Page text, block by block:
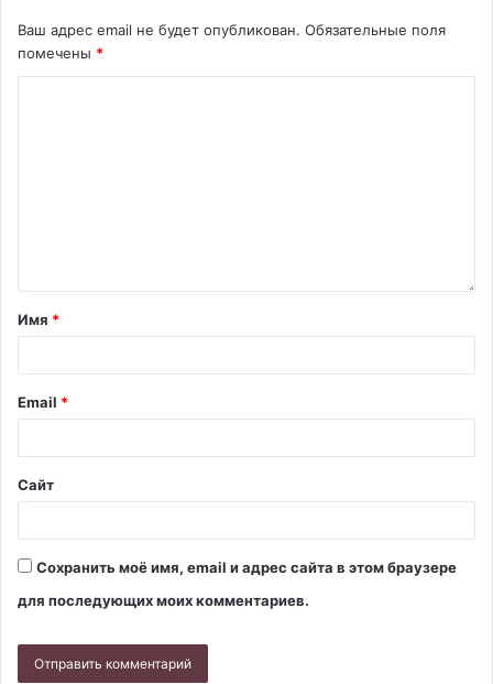
Ваш адрес email не будет опубликован. Обязательные поля
помечены *
Имя *
Email *
Сайт
Сохранить моё имя, email и адрес сайта в этом браузере
для последующих моих комментариев.